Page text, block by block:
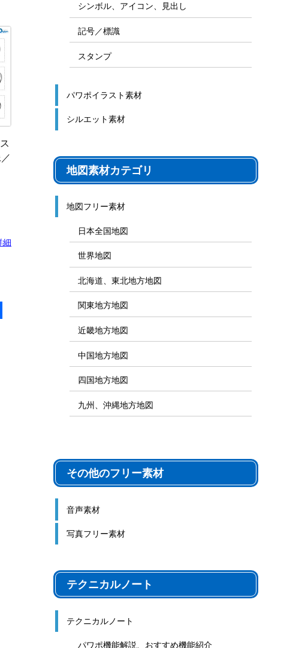
細
シンボル、アイコン、見出し
記号／標識
スタンプ
パワポイラスト素材
シルエット素材
地図素材カテゴリ
地図フリー素材
日本全国地図
世界地図
北海道、東北地方地図
関東地方地図
近畿地方地図
中国地方地図
四国地方地図
九州、沖縄地方地図
その他のフリー素材
音声素材
写真フリー素材
テクニカルノート
テクニカルノート
パワポ機能解説、おすすめ機能紹介